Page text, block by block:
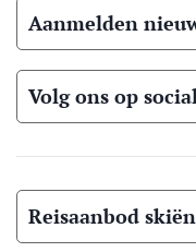
Aanmelden
Volg ons op
Reisaanbod skiën